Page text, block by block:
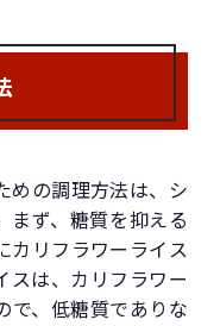
めの調理方法は、シ
まず、糖質を抑える
カリフラワーライス
スは、カリフラワー
で、低糖質でありな